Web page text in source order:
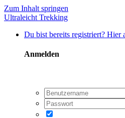
Zum Inhalt springen
Ultraleicht Trekking
Du bist bereits registriert? Hier
Anmelden